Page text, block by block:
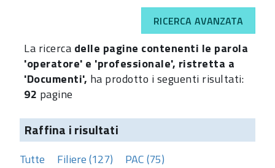
RICERCA AVANZATA
La ricerca delle pagine contenenti le parola
'operatore' e 'professionale', ristretta a
'Documenti', ha prodotto i seguenti risultati:
92 pagine
Raffina i risultati
Tutte Filiere (127)
PAC (75)